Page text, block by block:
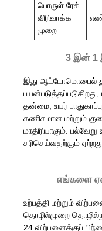
பொருள் ரேக்
விரிவாக்க
முறை
3 இன் 1
இது ஆட்டோமொபைல்
தன்மை, உயர்
கணிசமான மற்றும்
மாதிரியாகும்.
சரிசெய்வதற்கும் ஏற்றது.
எங்களை
உற்பத்தி மற்றும்
தொழில்முறை
24 விற்பனைக்குப்